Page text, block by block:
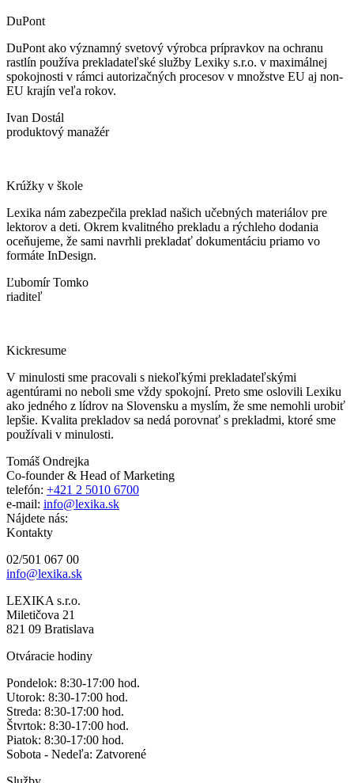
DuPont
DuPont ako významný svetový výrobca prípravkov na ochranu
rastlín používa prekladateľské služby Lexiky s.r.o. v maximálnej
spokojnosti v rámci autorizačných procesov v množstve EU aj non-
EU krajín veľa rokov.
Ivan Dostál
produktový manažér
Krúžky v škole
Lexika nám zabezpečila preklad našich učebných materiálov pre
lektorov a deti. Okrem kvalitného prekladu a rýchleho dodania
oceňujeme, že sami navrhli prekladať dokumentáciu priamo vo
formáte InDesign.
Ľubomír Tomko
riaditeľ
Kickresume
V minulosti sme pracovali s niekoľkými prekladateľskými
agentúrami no neboli sme vždy spokojní. Preto sme oslovili Lexiku
ako jedného z lídrov na Slovensku a myslím, že sme nemohli urobiť
lepšie. Kvalita prekladov sa nedá porovnať s prekladmi, ktoré sme
používali v minulosti.
Tomáš Ondrejka
Co-founder & Head of Marketing
telefón: +421 2 5010 6700
e-mail: info@lexika.sk
Nájdete nás:
Kontakty
02/501 067 00
info@lexika.sk
LEXIKA s.r.o.
Miletičova 21
821 09 Bratislava
Otváracie hodiny
Pondelok: 8:30-17:00 hod.
Utorok: 8:30-17:00 hod.
Streda: 8:30-17:00 hod.
Štvrtok: 8:30-17:00 hod.
Piatok: 8:30-17:00 hod.
Sobota - Nedeľa: Zatvorené